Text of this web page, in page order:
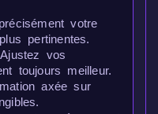
votre
pertinentes.
vos
toujours meilleur.
axée sur